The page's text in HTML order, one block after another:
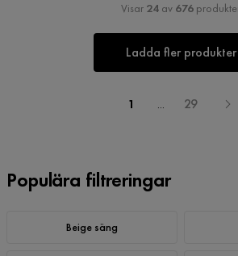
Visar 24 av 676
Ladda fler produkter
1 ... 29
Populära filtreringar
Beige säng